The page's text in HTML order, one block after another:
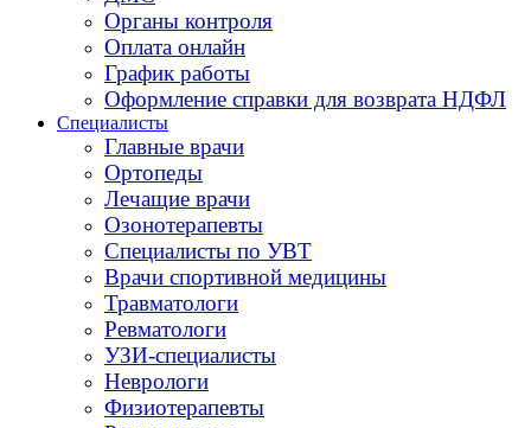
Органы контроля
Оплата онлайн
График работы
Оформление справки для возврата НДФЛ
Специалисты
Главные врачи
Ортопеды
Лечащие врачи
Озонотерапевты
Специалисты по УВТ
Врачи спортивной медицины
Травматологи
Ревматологи
УЗИ-специалисты
Неврологи
Физиотерапевты